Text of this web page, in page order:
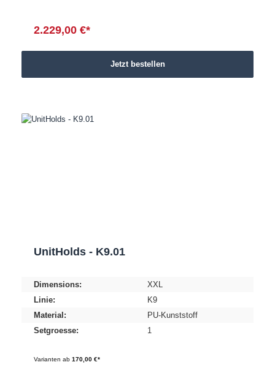
2.229,00 €*
Jetzt bestellen
UnitHolds - K9.01
Dimensions:
XXL
Linie:
K9
Material:
PU-Kunststoff
Setgroesse:
1
Varianten ab170,00 €*